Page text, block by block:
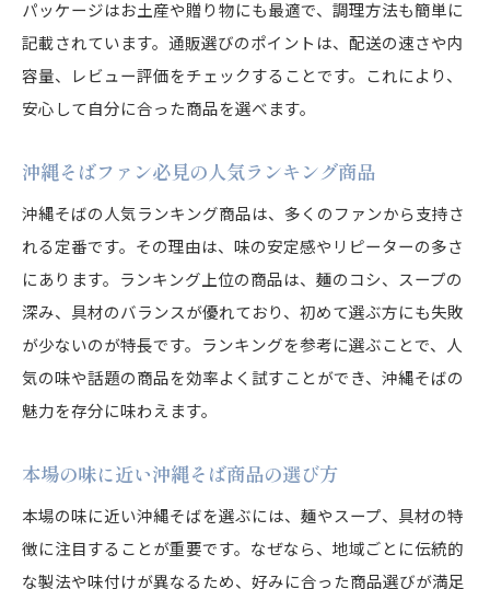
パッケージはお土産や贈り物にも最適で、調理方法も簡単に
記載されています。通販選びのポイントは、配送の速さや内
容量、レビュー評価をチェックすることです。これにより、
安心して自分に合った商品を選べます。
沖縄そばファン必見の人気ランキング商品
沖縄そばの人気ランキング商品は、多くのファンから支持さ
れる定番です。その理由は、味の安定感やリピーターの多さ
にあります。ランキング上位の商品は、麺のコシ、スープの
深み、具材のバランスが優れており、初めて選ぶ方にも失敗
が少ないのが特長です。ランキングを参考に選ぶことで、人
気の味や話題の商品を効率よく試すことができ、沖縄そばの
魅力を存分に味わえます。
本場の味に近い沖縄そば商品の選び方
本場の味に近い沖縄そばを選ぶには、麺やスープ、具材の特
徴に注目することが重要です。なぜなら、地域ごとに伝統的
な製法や味付けが異なるため、好みに合った商品選びが満足